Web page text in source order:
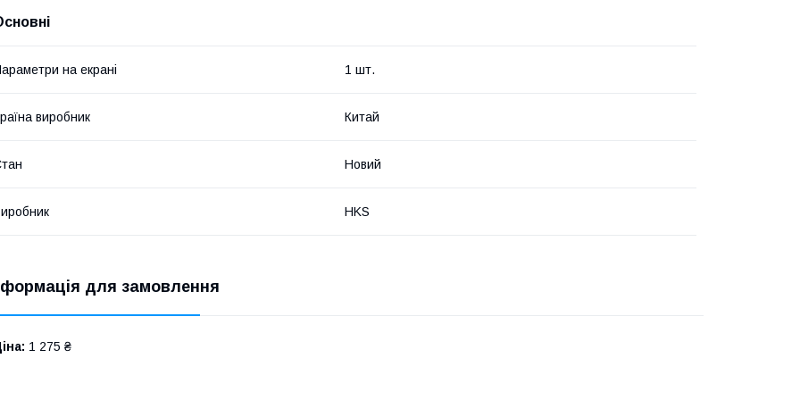
на екрані 1 шт.
виробник Китай
Новий
HKS
для замовлення
1 275 ₴